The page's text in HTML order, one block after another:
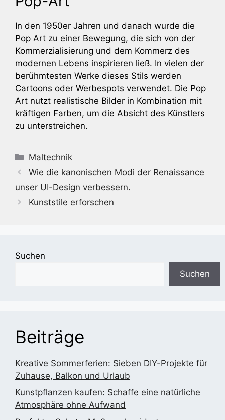
In den 1950er Jahren und danach wurde die
Pop Art zu einer Bewegung, die sich von der
Kommerzialisierung und dem Kommerz des
modernen Lebens inspirieren ließ. In vielen der
berühmtesten Werke dieses Stils werden
Cartoons oder Werbespots verwendet. Die Pop
Art nutzt realistische Bilder in Kombination mit
kräftigen Farben, um die Absicht des Künstlers
zu unterstreichen.
Kategorien
Maltechnik
Wie die kanonischen Modi der Renaissance
unser UI-Design verbessern.
Kunststile erforschen
Suchen
Suchen
Beiträge
Kreative Sommerferien: Sieben DIY-Projekte für
Zuhause, Balkon und Urlaub
Kunstpflanzen kaufen: Schaffe eine natürliche
Atmosphäre ohne Aufwand